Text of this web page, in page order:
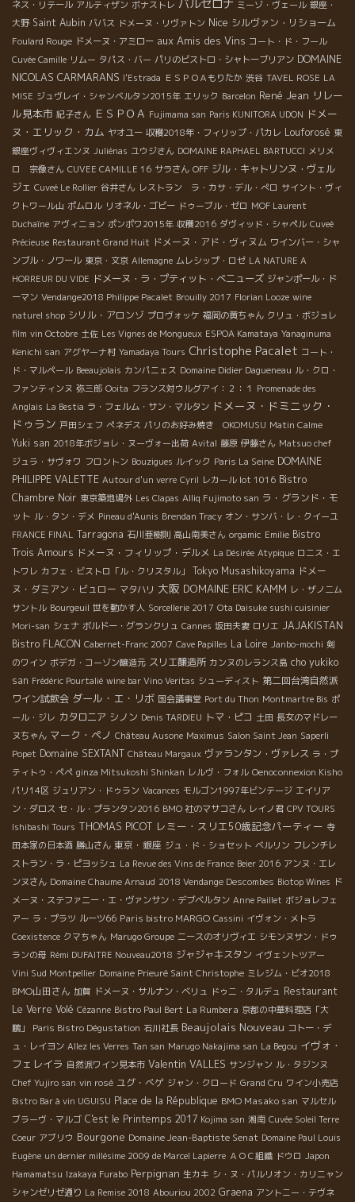
ネス・リテール アルティザン ボナストレ バルセロナ ミーゾ・ヴェール 銀座・
大野 Saint Aubin ババス ドメーヌ・リヴァトン Nice シルヴァン・リショーム
Foulard Rouge ドメーヌ・アミロー aux Amis des Vins コート・ド・フール
Cuvée Camille リムー タパス・バー パリのビストロ・シャトーブリアン DOMAINE
NICOLAS CARMARANS l'Estrada ＥＳＰＯＡもりたか 渋谷 TAVEL ROSE LA
MISE ジュヴレイ・シャンベルタン2015年 エリック Barcelon René Jean リレー
ル見本市 紀子さん ＥＳＰＯＡ Fujimama san Paris KUNITORA UDON ドメー
ヌ・エリック・カム ヤオユー 収穫2018年・フィリップ・パカレ Louforosé 東
銀座ヴィヴィエンヌ Juliénas ユウジさん DOMAINE RAPHAEL BARTUCCI メリメ
ロ 宗像さん CUVEE CAMILLE 16 サラさん OFF ジル・キャトリンヌ・ヴェル
ジェ Cuveé Le Rollier 谷井さん レストラン ラ・カサ・デル・ぺロ サイント・ヴィ
クトワール山 ポムロル リオネル・ゴビー ドゥーブル・ゼロ MOF Laurent
Duchaîne アヴィニョン ポンポワ2015年 収穫2016 ダヴィッド・シャペル Cuveé
Précieuse Restaurant Grand Huit ドメーヌ・アド・ヴィヌム ワインバー・シャ
ンブル・ノワール 東京・文京 Allemagne ムレシップ・ロゼ LA NATURE A
HORREUR DU VIDE ドメーヌ・ラ・プティット・べニューズ ジャンポール・ド
ーマン Vendange2018 Philippe Pacalet Brouilly 2017 Florian Looze wine
naturel shop シリル・アロンゾ プロヴォッケ 福岡の黄ちゃん クリュ・ボジョレ
film vin Octobre 土佐 Les Vignes de Mongueux ESPOA Kamataya Yanaginuma
Kenichi san アグヤーナ村 Yamadaya Tours Christophe Pacalet コート・
ド・マルペール Beeaujolais カンパニェス Domaine Didier Dagueneau ル・クロ・
ファンティンヌ 弥三郎 Ooita フランス対ウルグアイ：２：１ Promenade des
Anglais La Bestia ラ・フェルム・サン・マルタン ドメーヌ・ドミニック・
ドゥラン 戸田シェフ ぺネデス パリのお好み焼き OKOMUSU Matin Calme
Yuki san 2018年ボジョレ・ヌーヴォー出荷 Avital 藤原 伊藤さん Matsuo chef
ジュラ・サヴォワ フロントン Bouzigues ルイック Paris La Seine DOMAINE
PHILIPPE VALETTE Autour d'un verre Cyril レカール lot 1016 Bistro
Chambre Noir 東京築地場外 Les Clapas Alliq Fujimoto san ラ・グランド・モ
ット ル・タン・デメ Pineau d'Aunis Brendan Tracy オン・サンバ・レ・クイーユ
FRANCE FINAL Tarragona 石川亜樹則 高山南美さん orgamic Emilie Bistro
Trois Amours ドメーヌ・フィリップ・デルメ La Désirée Atypique ロニス・エ
トワレ カフェ・ビストロ「ル・クリスタル」 Tokyo Musashikoyama ドメー
ヌ・ダミアン・ビュロー マタハリ 大阪 DOMAINE ERIC KAMM レ・ザノ二ム
サントル Bourgeuil 世を動かす人 Sorcellerie 2017 Ota Daisuke sushi cuisinier
Mori-san シェナ ボルドー・グランクリュ Cannes 坂田夫妻 ロリエ JAJAKISTAN
Bistro FLACON Cabernet-Franc 2007 Cave Papilles La Loire Janbo-mochi 剣
のワイン ボデガ・コーゾン醸造元 スリエ醸造所 カンヌのレランス島 cho yukiko
san Frédéric Pourtalié wine bar Vino Veritas シューディスト 第二回台湾自然派
ワイン試飲会 ダール・エ・リボ 国会議事堂 Port du Thon Montmartre Bis ポ
ール・ジレ カタロニア シノン Denis TARDIEU トマ・ピコ 土田 長女のマドレー
ヌちゃん マーク・ペノ Château Ausone Maximus Salon Saint Jean Saperli
Popet Domaine SEXTANT Château Margaux ヴァランタン・ヴァレス ラ・プ
ティトゥ・ペペ ginza Mitsukoshi Shinkan レルヴ・フォル Oenoconnexion Kisho
パリ14区 ジュリアン・ドゥラン Vacances モルゴン1997年ビンテージ エイリア
ン・ダロス セ・ル・プランタン2016 BMO 社のマサコさん レイノ君 CPV TOURS
Ishibashi Tours THOMAS PICOT レミー・スリエ50歳記念パーティー 寺
田本家の日本酒 勝山さん 東京・銀座 ジュ・ド・ショセット ベルリン フレンチレ
ストラン・ラ・ピヨッシュ La Revue des Vins de France Beier 2016 アンヌ・エレ
ンヌさん Domaine Chaume Arnaud 2018 Vendange Descombes Biotop Wines ド
メーヌ・ステファニー・エ・ヴァンサン・デブベルタン Anne Paillet ボジョレフェ
アー ラ・プラツ ルーツ66 Paris bistro MARGO Cassini イヴォン・メトラ
Coexistence クマちゃん Marugo Groupe ニースのオリヴィエ シモンヌサン・ドゥ
ランの母 Rémi DUFAITRE Nouveau2018 ジャジャキスタン イヴェントツアー
Vini Sud Montpellier Domaine Prieuré Saint Christophe ミレジム・ビオ2018
BMO山田さん 加賀 ドメーヌ・サルナン・ベリュ ドゥニ・タルデュ Restaurant
Le Verre Volé Cézanne Bistro Paul Bert La Rumbera 京都の中華料理店「大
鵬」
Paris Bistro Dégustation 石川社長 Beaujolais Nouveau コトー・デ
ュ・レイヨン Allez les Verres Tan san Marugo Nakajima san La Begou イヴォ・
フェレイラ 自然派ワイン見本市 Valentin VALLES サンジャン ル・タジンヌ
Chef Yujiro san vin rosé ユグ・べゲ ジャン・クロード Grand Cru ワイン小売店
Bistro Bar à vin UGUISU Place de la République BMO Masako san マルセル
ブラーヴ・マルゴ C'est le Printemps 2017 Kojima san 湘南 Cuvée Soleil Terre
Coeur アブリウ Bourgone Domaine Jean-Baptiste Senat Domaine Paul Louis
Eugène un dernier millésime 2009 de Marcel Lapierre ＡＯＣ組織 ドウロ Japon
Hamamatsu Izakaya Furabo Perpignan 生カキ シ・ヌ・パルリオン・カリニャン
シャンゼリゼ通り La Remise 2018 Abouriou 2002 Graena アントニー・テヴネ